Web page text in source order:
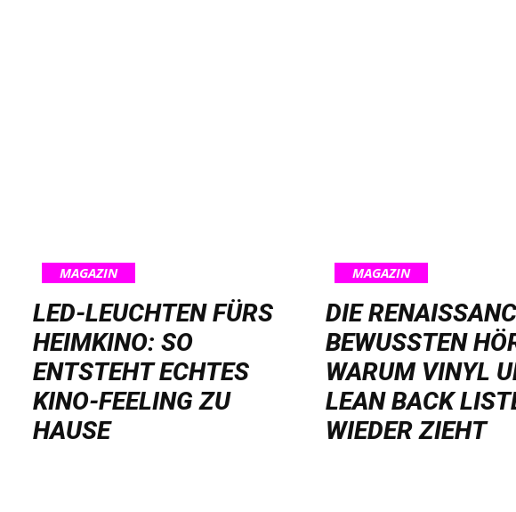
MAGAZIN
LED-LEUCHTEN FÜRS
HEIMKINO: SO
ENTSTEHT ECHTES
KINO-FEELING ZU
HAUSE
MAGAZIN
DIE
BEWUSSTEN
WARUM VINYL
LEAN BACK
WIEDER ZIEHT